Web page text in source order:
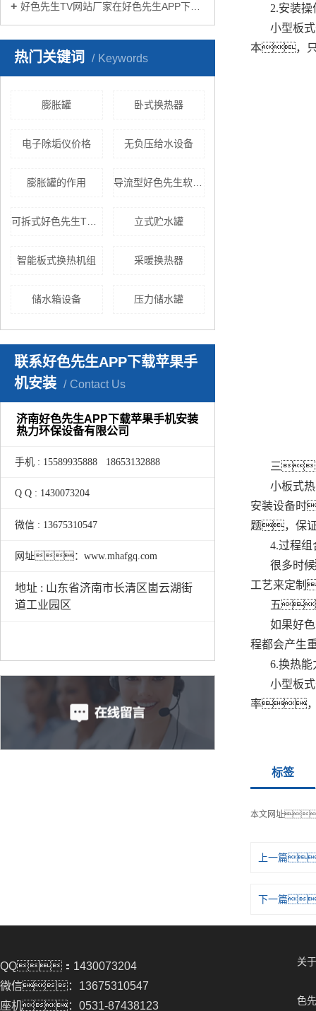
好色先生TV网站厂家在好色先生APP下载苹果手机安装生活中有哪些作用？
热门关键词 Keywords
膨胀罐 卧式换热器
电子除垢仪价格 无负压给水设备
膨胀罐的作用 导流型好色先生软件免费下载
立式贮水罐
智能板式换热机组 采暖换热器
储水箱设备 压力储水罐
联系好色先生APP下载苹果手
机安装
Contact Us
济南好色先生APP下载苹果手机安装
热力环保设备有限公司
手机 : 15589935888 18653132888
Q Q : 1430073204
微信 : 13675310547
网址：www.mhafgq.com
地址 : 山东省济南市长清区崮云湖街
道工业园区
2.安装
小型板
本，只
三
小板式
安装设备时
题，保
4.过程
很多时
工艺来定制
五
如果好
程都会产
6.换热
小型板
率，
标签
本文网址
上一篇
下一篇
QQ：1430073204
微信：13675310547
座机：0531-87438123
关
色